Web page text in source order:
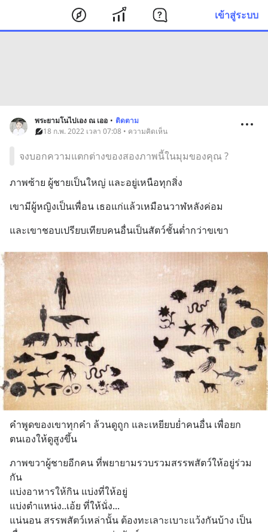
เข้าสู่ระบบ
พระยามโนไปเอง ณ เออ • ติดตาม
18 ก.พ. 2022 เวลา 07:08 • ความคิดเห็น
จงบอกความแตกต่างของสองภาพนี้ในมุมของคุณ ?
ภาพซ้าย ผู้ชายเป็นใหญ่ และอยู่เหนือทุกสิ่ง
เขามีผู้หญิงเป็นเพื่อน เธอแก่แล้วเหมือนวาฬหลังค่อม
และเขาชอบเปรียบเทียบคนอื่นเป็นสัตว์ชั้นต่ำกว่าขเขา
คำพูดของเขาทุกคำ ล้วนดูถูก และเหยียบย่ำคนอื่น เพื่อยก
ตนเองให้ดูสูงขึ้น
ภาพขวาผู้ชายอีกคน ที่พยายามรวบรวมสรรพสัตว์ให้อยู่ร่วม
กัน
แบ่งอาหารให้กิน แบ่งที่ให้อยู่
แบ่งตำแหน่ง..เอ้ย ที่ให้นั่ง...
แน่นอน สรรพสัตว์เหล่านั้น ต้องทะเลาะเบาะแว้งกันบ้าง เป็น